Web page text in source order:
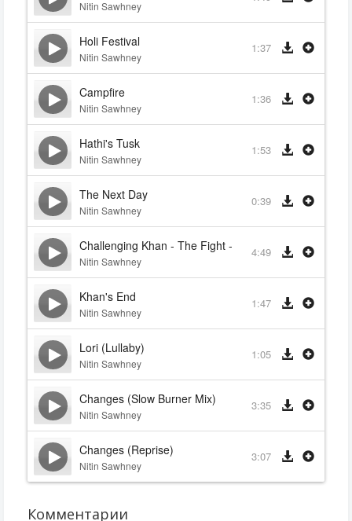
Nitin Sawhney
Holi Festival
Nitin Sawhney
1:37
Campfire
Nitin Sawhney
1:36
Hathi's Tusk
Nitin Sawhney
1:53
The Next Day
Nitin Sawhney
0:39
Challenging Khan - The Fight - There's the Hunter
Nitin Sawhney
4:49
Khan's End
Nitin Sawhney
1:47
Lori (Lullaby)
Nitin Sawhney
1:05
Changes (Slow Burner Mix)
Nitin Sawhney
3:35
Changes (Reprise)
Nitin Sawhney
3:07
Комментарии